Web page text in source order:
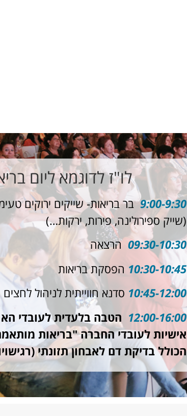
לו"ז לדוגמא ליום
9:00-9:30 בר בריאות- שייקים ירוקים
(שייק ספירולינה, פירות, ירקות…)
09:30-10:30 הרצאה
10:30-10:45 הפסקת בריאות
10:45-12:00 סדנא חווייתית לניהול
12:00-16:00 הטבה בלעדית לעובדי
אישיות לעובדי החברה "בריאות
הכולל בדיקת דם לאבחון תזונתי